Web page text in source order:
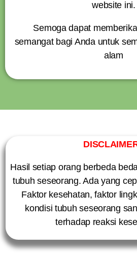
website ini.
Semoga dapat
semangat bagi Anda untuk
alam
Hasil setiap orang berbeda
tubuh seseorang. Ada yang
Faktor kesehatan, faktor
kondisi tubuh seseorang
terhadap reaksi